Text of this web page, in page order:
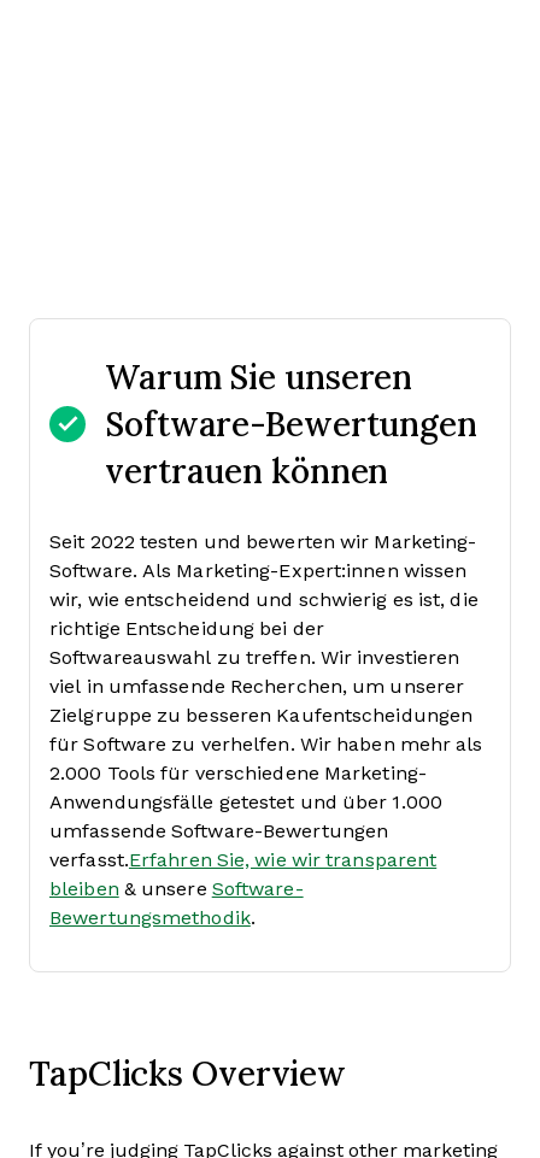
Warum Sie unseren
Software-Bewertungen
vertrauen können
Seit 2022 testen und bewerten wir Marketing-
Software. Als Marketing-Expert:innen wissen
wir, wie entscheidend und schwierig es ist, die
richtige Entscheidung bei der
Softwareauswahl zu treffen. Wir investieren
viel in umfassende Recherchen, um unserer
Zielgruppe zu besseren Kaufentscheidungen
für Software zu verhelfen. Wir haben mehr als
2.000 Tools für verschiedene Marketing-
Anwendungsfälle getestet und über 1.000
umfassende Software-Bewertungen
verfasst.Erfahren Sie, wie wir transparent
bleiben & unsere Software-
Bewertungsmethodik.
TapClicks Overview
If you’re judging TapClicks against other marketing